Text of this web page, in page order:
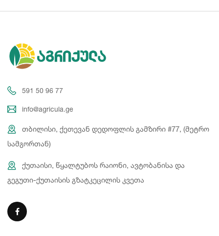
591 50 96 77
info@agricula.ge
თბილისი, ქეთევან დედოფლის გამზირი #77, (მეტრო
სამგორთან)
ქუთაისი, წყალტუბოს რაიონი, ავტობანისა და
გეგუთი-ქუთაისის გზატკეცილის კვეთა